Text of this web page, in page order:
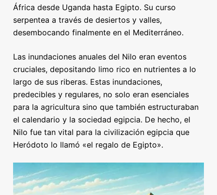
África desde Uganda hasta Egipto. Su curso
serpentea a través de desiertos y valles,
desembocando finalmente en el Mediterráneo.
Las inundaciones anuales del Nilo eran eventos
cruciales, depositando limo rico en nutrientes a lo
largo de sus riberas. Estas inundaciones,
predecibles y regulares, no solo eran esenciales
para la agricultura sino que también estructuraban
el calendario y la sociedad egipcia. De hecho, el
Nilo fue tan vital para la civilización egipcia que
Heródoto lo llamó «el regalo de Egipto».